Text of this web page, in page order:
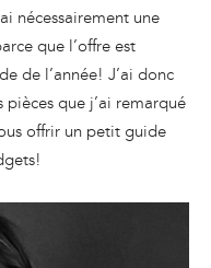
nécessairement une
que l’offre est
de l’année! J’ai donc
que j’ai remarqué
offrir un petit guide